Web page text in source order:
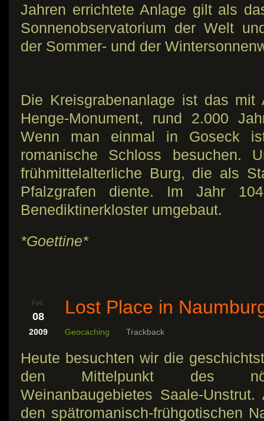
Jahren errichtete Anlage gilt als
Sonnenobservatorium der Welt
der Sommer- und der
Die Kreisgrabenanlage ist das mit
Henge-Monument, rund 2.000
Wenn man einmal in Goseck
romanische Schloss besuchen.
frühmittelalterliche Burg, die als
Pfalzgrafen diente. Im Jahr
Benediktinerkloster umgebaut.
*Goettine*
Feb.
08
2009
Lost Place in
Geocaching Trackback
Heute besuchten wir die
den Mittelpunkt des
Weinanbaugebietes Saale-
den spätromanisch-frühgotischen